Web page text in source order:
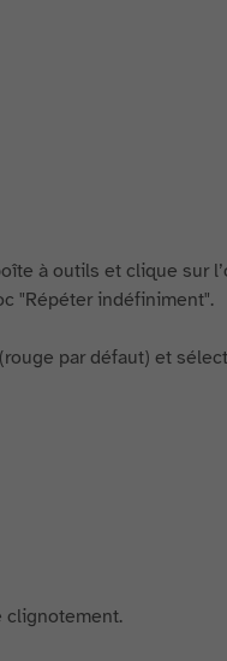
à outils et clique sur
"Répéter indéfiniment".
par défaut) et
clignotement.